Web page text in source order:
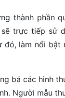
thành phần
trực tiếp sử
làm nổi bật
bá các hình
Người mẫu